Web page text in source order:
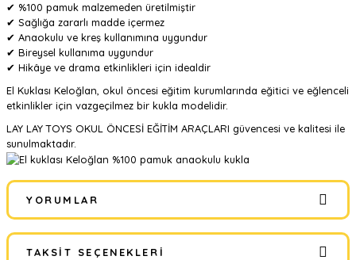
✔ %100 pamuk malzemeden üretilmiştir
✔ Sağlığa zararlı madde içermez
✔ Anaokulu ve kreş kullanımına uygundur
✔ Bireysel kullanıma uygundur
✔ Hikâye ve drama etkinlikleri için idealdir
El Kuklası Keloğlan, okul öncesi eğitim kurumlarında eğitici ve eğlenceli
etkinlikler için vazgeçilmez bir kukla modelidir.
LAY LAY TOYS OKUL ÖNCESİ EĞİTİM ARAÇLARI güvencesi ve kalitesi ile
sunulmaktadır.
YORUMLAR
TAKSIT SEÇENEKLERI